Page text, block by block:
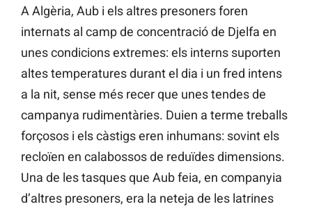
A Algèria, Aub i els altres presoners foren
internats al camp de concentració de Djelfa en
unes condicions extremes: els interns suporten
altes temperatures durant el dia i un fred intens
a la nit, sense més recer que unes tendes de
campanya rudimentàries. Duien a terme treballs
forçosos i els càstigs eren inhumans: sovint els
recloïen en calabossos de reduïdes dimensions.
Una de les tasques que Aub feia, en companyia
d’altres presoners, era la neteja de les latrines